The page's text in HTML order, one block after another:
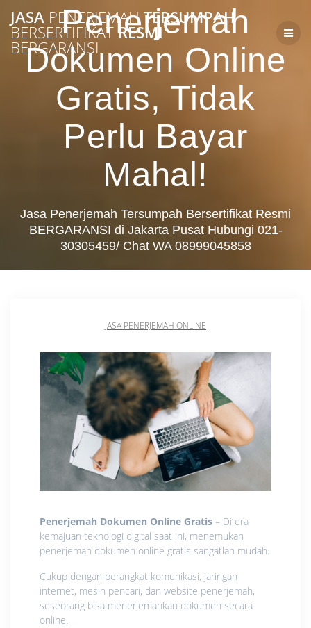
Skip
to
content
JASA PENERJEMAHTERSUMPAH
BERSERTIFIKATRESMI
BERGARANSI
Penerjemah
Dokumen Online
Gratis, Tidak
Perlu Bayar
Mahal!
Jasa Penerjemah Tersumpah Bersertifikat Resmi
BERGARANSI di Jakarta Pusat Hubungi 021-
30305459/ Chat WA 08999045858
JASA PENERJEMAH ONLINE
Penerjemah Dokumen Online Gratis – Di era
kemajuan teknologi digital saat ini, menemukan
penerjemah dokumen online gratis sangatlah mudah.
Cukup dengan perangkat komunikasi, jaringan
internet, mesin pencari, dan website penerjemah,
seseorang bisa menerjemahkan dokumen secara
online.